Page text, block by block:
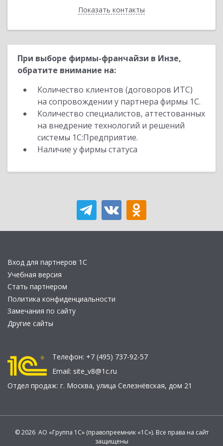
Показать контакты
Назад
При выборе фирмы-франчайзи в Инзе,
обратите внимание на:
Количество клиентов (договоров ИТС)
на сопровождении у партнера фирмы 1С.
Количество специалистов, аттестованных
на внедрение технологий и решений
системы 1С:Предприятие.
Наличие у фирмы статуса
Вход для партнеров 1С
Учебная версия
Стать партнером
Политика конфиденциальности
Замечания по сайту
Другие сайты
Телефон: +7 (495) 737-92-57
Email: site_v8@1c.ru
Отдел продаж: г. Москва, улица Селезнёвская, дом 21
© 2026 АО «Группа 1С» (правопреемник «1С»). Все права на сайт
защищены